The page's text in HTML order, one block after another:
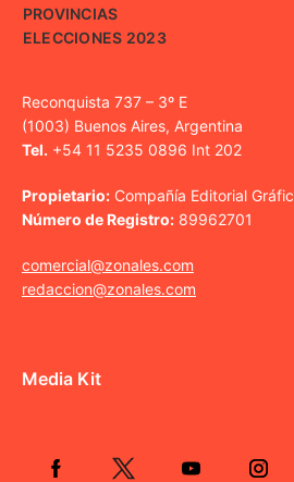
PROVINCIAS
ELECCIONES 2023
Reconquista 737 – 3º E
(1003) Buenos Aires, Argentina
Tel. +54 11 5235 0896 Int 202
Propietario: Compañía Editorial
Número de Registro: 89962701
comercial@zonales.com
redaccion@zonales.com
Media Kit